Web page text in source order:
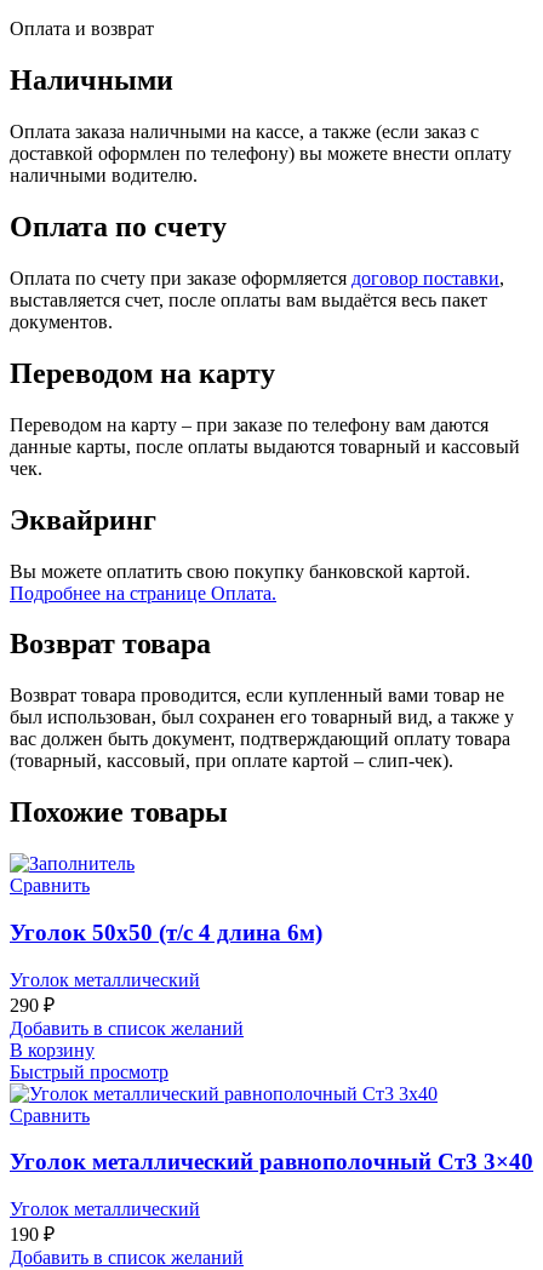
Оплата и возврат
Наличными
Оплата заказа наличными на кассе, а также (если заказ с
доставкой оформлен по телефону) вы можете внести оплату
наличными водителю.
Оплата по счету
Оплата по счету при заказе оформляется договор поставки,
выставляется счет, после оплаты вам выдаётся весь пакет
документов.
Переводом на карту
Переводом на карту – при заказе по телефону вам даются
данные карты, после оплаты выдаются товарный и кассовый
чек.
Эквайринг
Вы можете оплатить свою покупку банковской картой.
Подробнее на странице Оплата.
Возврат товара
Возврат товара проводится, если купленный вами товар не
был использован, был сохранен его товарный вид, а также у
вас должен быть документ, подтверждающий оплату товара
(товарный, кассовый, при оплате картой – слип-чек).
Похожие товары
Сравнить
Уголок 50х50 (т/с 4 длина 6м)
Уголок металлический
290 ₽
Добавить в список желаний
В корзину
Быстрый просмотр
Сравнить
Уголок металлический равнополочный Ст3 3×40
Уголок металлический
190 ₽
Добавить в список желаний